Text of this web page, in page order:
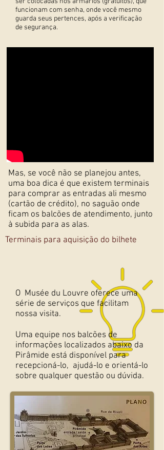
funcionam com senha, onde você mesmo
guarda seus pertences, após a verificação
de segurança.
Mas, se você não se planejou antes,
uma boa dica é que existem terminais
para comprar as entradas ali mesmo
(cartão de crédito), no saguão onde
ficam os balcões de atendimento, junto
à subida para as alas.
Terminais para aquisição do bilhete
O Musée du Louvre oferece uma
série de serviços que facilitam
nossa visita.
Uma equipe nos balcões de
informações localizados abaixo da
Pirâmide está disponível para
recepcioná-lo, ajudá-lo e orientá-lo
sobre qualquer questão ou dúvida.